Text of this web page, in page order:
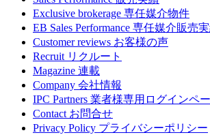
Exclusive brokerage 専任媒介物件
EB Sales Performance 専任媒介販売
Customer reviews お客様の声
Recruit リクルート
Magazine 連載
Company 会社情報
IPC Partners 業者様専用ログインペ
Contact お問合せ
Privacy Policy プライバシーポリシー